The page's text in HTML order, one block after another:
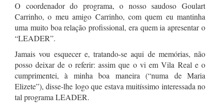
O coordenador do programa, o nosso saudoso Goulart
Carrinho, o meu amigo Carrinho, com quem eu mantinha
uma muito boa relação profissional, era quem ia apresentar o
“LEADER”.
Jamais vou esquecer e, tratando-se aqui de memórias, não
posso deixar de o referir: assim que o vi em Vila Real e o
cumprimentei, à minha boa maneira (“numa de Maria
Elizete”), disse-lhe logo que estava muitíssimo interessada no
tal programa LEADER.